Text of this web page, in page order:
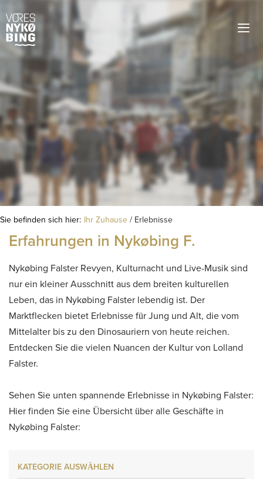
Sie befinden sich hier: Ihr Zuhause / Erlebnisse
Erfahrungen in Nykøbing F.
Nykøbing Falster Revyen, Kulturnacht und Live-Musik sind
nur ein kleiner Ausschnitt aus dem breiten kulturellen
Leben, das in Nykøbing Falster lebendig ist. Der
Marktflecken bietet Erlebnisse für Jung und Alt, die vom
Mittelalter bis zu den Dinosauriern von heute reichen.
Entdecken Sie die vielen Nuancen der Kultur von Lolland
Falster.
Sehen Sie unten spannende Erlebnisse in Nykøbing Falster:
Hier finden Sie eine Übersicht über alle Geschäfte in
Nykøbing Falster:
KATEGORIE AUSWÄHLEN